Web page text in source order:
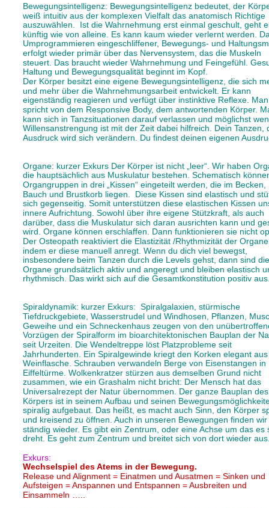
Bewegungsintelligenz: Bewegungsintelligenz bedeutet, der
weiß intuitiv aus der komplexen Vielfalt das anatomisch Richtige
auszuwählen.  Ist die Wahrnehmung erst einmal geschult, geht
künftig wie von alleine. Es kann kaum wieder verlernt werden.
Umprogrammieren eingeschliffener, Bewegungs- und
erfolgt wieder primär über das Nervensystem, das die Muskeln
steuert. Das braucht wieder Wahrnehmung und Feingefühl.
Haltung und Bewegungsqualität beginnt im Kopf.
Der Körper besitzt eine eigene Bewegungsintelligenz, die sich
und mehr über die Wahrnehmungsarbeit entwickelt. Er kann
eigenständig reagieren und verfügt über instinktive Reflexe.
spricht von dem Responsive Body, dem antwortenden Körper.
kann sich in Tanzsituationen darauf verlassen und möglichst
Willensanstrengung ist mit der Zeit dabei hilfreich. Dein Tanzen,
Ausdruck wird sich verändern. Du findest deinen eigenen
Organe: kurzer Exkurs Der Körper ist nicht „leer“. Wir haben
die hauptsächlich aus Muskulatur bestehen. Schematisch
Organgruppen in drei „Kissen“ eingeteilt werden, die im Becken,
Bauch und Brustkorb liegen.  Diese Kissen sind elastisch und
sich gegenseitig. Somit unterstützen diese elastischen Kissen
innere Aufrichtung. Sowohl über ihre eigene Stützkraft, als auch
darüber, dass die Muskulatur sich daran ausrichten kann und
wird. Organe können erschlaffen. Dann funktionieren sie nicht
Der Osteopath reaktiviert die Elastizität /Rhythmizität der
indem er diese manuell anregt. Wenn du dich viel bewegst,
insbesondere beim Tanzen durch die Levels gehst, dann sind
Organe grundsätzlich aktiv und angeregt und bleiben elastisch
rhythmisch. Das wirkt sich auf die Gesamtkonstitution positiv
Spiraldynamik: kurzer Exkurs:  Spiralgalaxien, stürmische
Tiefdruckgebiete, Wasserstrudel und Windhosen, Pflanzen,
Geweihe und ein Schneckenhaus zeugen von den
Vorzügen der Spiralform im bioarchitektonischen Bauplan der
seit Urzeiten. Die Wendeltreppe löst Platzprobleme seit
Jahrhunderten. Ein Spiralgewinde kriegt den Korken elegant
Weinflasche. Schrauben verwandeln Berge von Eisenstangen in
Eiffeltürme. Wolkenkratzer stürzen aus demselben Grund nicht
zusammen, wie ein Grashalm nicht bricht: Der Mensch hat das
Universalrezept der Natur übernommen. Der ganze Bauplan
Körpers ist in seinem Aufbau und seinen
spiralig aufgebaut. Das heißt, es macht auch Sinn, den Körper
und kreisend zu öffnen. Auch in unseren Bewegungen finden
ständig wieder. Es gibt ein Zentrum, oder eine Achse um das es
dreht. Es geht zum Zentrum und breitet sich von dort wieder
Exkurs:
Wechselspiel des Atems in der Bewegung.
Release und Alignment = Einatmen und Ausatmen = Sinken und
Aufsteigen = Anspannen und Entspannen = Ausbreiten und
Einsammeln …..